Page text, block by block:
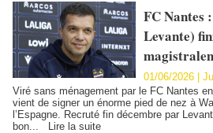
FC Nantes
Levante)
01/06/2026 |
Viré sans ménagement par le FC Nantes
vient de signer un énorme pied de nez à
l’Espagne. Recruté fin décembre par
bon...
Lire la suite